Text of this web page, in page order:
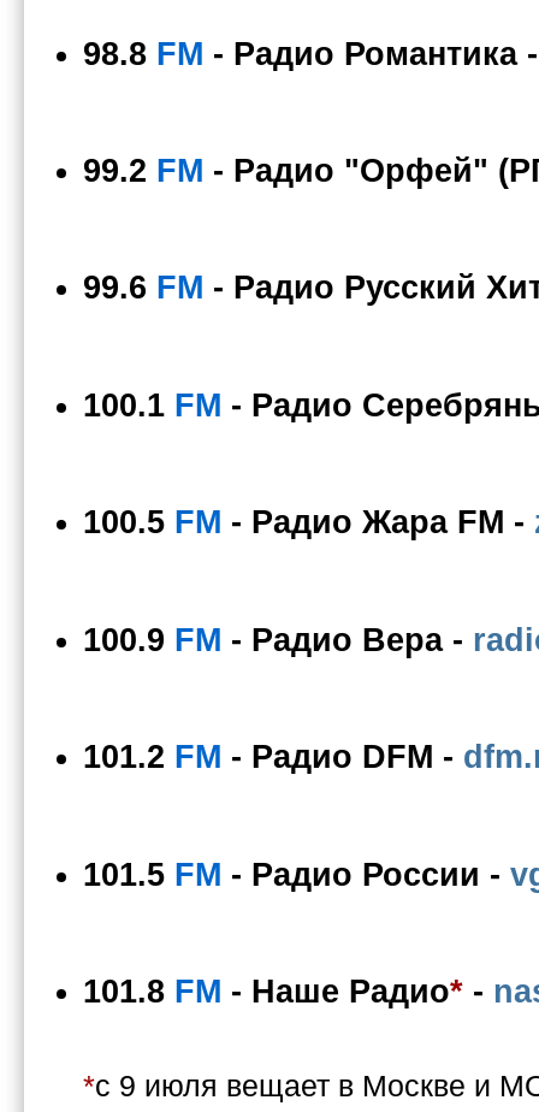
98.8 FM - Радио Романтика
99.2 FM - Радио "Орфей"
99.6 FM - Радио Русский
100.1 FM - Радио
100.5 FM - Радио Жара FM -
100.9 FM - Радио Вера-
101.2 FM - Радио DFM -
101.5 FM - Радио России -
101.8 FM - Наше Радио* -
*с 9 июля вещает в Москве и